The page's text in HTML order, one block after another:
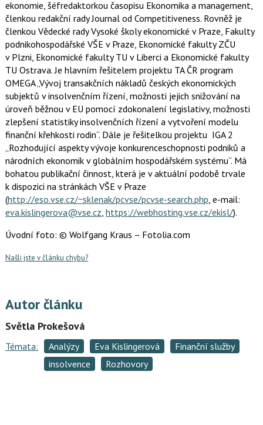
ekonomie, šéfredaktorkou časopisu Ekonomika a management,
členkou redakční rady Journal od Competitiveness. Rovněž je
členkou Vědecké rady Vysoké školy ekonomické v Praze, Fakulty
podnikohospodářské VŠE v Praze, Ekonomické fakulty ZČU
v Plzni, Ekonomické fakulty TU v Liberci a Ekonomické fakulty
TU Ostrava. Je hlavním řešitelem projektu TA ČR program
OMEGA „Vývoj transakčních nákladů českých ekonomických
subjektů v insolvenčním řízení, možnosti jejich snižování na
úroveň běžnou v EU pomocí zdokonalení legislativy, možnosti
zlepšení statistiky insolvenčních řízení a vytvoření modelu
finanční křehkosti rodin“. Dále je řešitelkou projektu IGA 2
„Rozhodující aspekty vývoje konkurenceschopnosti podniků a
národních ekonomik v globálním hospodářském systému“. Má
bohatou publikační činnost, která je v aktuální podobě trvale
k dispozici na stránkách VŠE v Praze
(http://eso.vse.cz/~sklenak/pcvse/pcvse-search.php, e-mail:
eva.kislingerova@vse.cz, https://webhosting.vse.cz/ekisl/).
Úvodní foto: © Wolfgang Kraus – Fotolia.com
Našli jste v článku chybu?
Autor článku
Světla Prokešová
Témata: Analýzy Eva Kislingerová
Finanční služby
insolvence
Rozhovory